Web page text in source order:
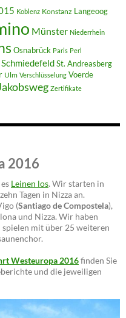
Koblenz Konstanz Langeoog
Münster Niederrhein
Osnabrück Paris Perl
Schmiedefeld St. Andreasberg
Ulm Verschlüsselung Voerde
Zertifikate
2016
Leinen los. Wir starten in
Tagen in Nizza an.
(Santiago de Compostela),
und Nizza. Wir haben
mit über 25 weiteren
Westeuropa 2016finden Sie
und die jeweiligen